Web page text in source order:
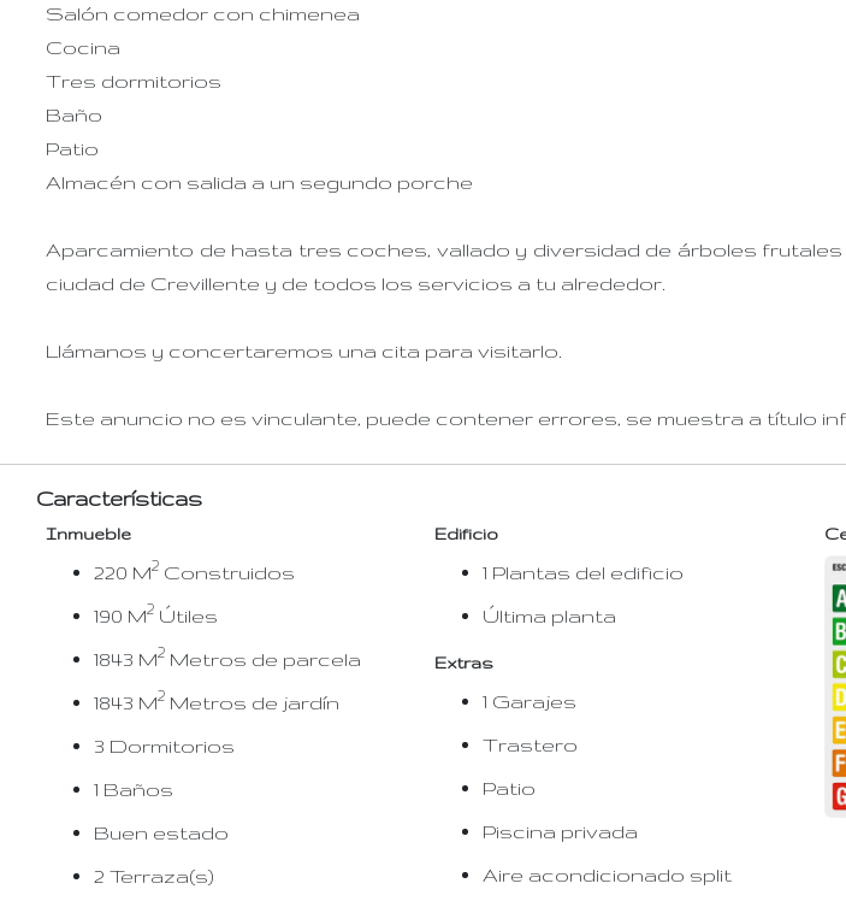
Salón comedor con chimenea
Cocina
Tres dormitorios
Baño
Patio
Almacén con salida a un segundo porche
Aparcamiento de hasta tres coches, vallado y diversidad de árboles
ciudad de Crevillente y de todos los servicios a tu alrededor.
Llámanos y concertaremos una cita para visitarlo.
Este anuncio no es vinculante, puede contener errores, se muestra a título
Características
Inmueble
220 M2 Construidos
190 M2 Útiles
1843 M2 Metros de parcela
1843 M2 Metros de jardín
3 Dormitorios
1 Baños
Buen estado
2 Terraza(s)
Edificio
1 Plantas del edificio
Última planta
Extras
1 Garajes
Trastero
Patio
Piscina privada
Aire acondicionado split